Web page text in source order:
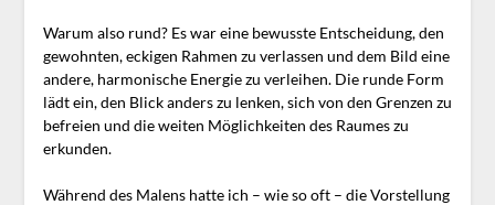
Warum also rund? Es war eine bewusste Entscheidung, den
gewohnten, eckigen Rahmen zu verlassen und dem Bild eine
andere, harmonische Energie zu verleihen. Die runde Form
lädt ein, den Blick anders zu lenken, sich von den Grenzen zu
befreien und die weiten Möglichkeiten des Raumes zu
erkunden.
Während des Malens hatte ich – wie so oft – die Vorstellung